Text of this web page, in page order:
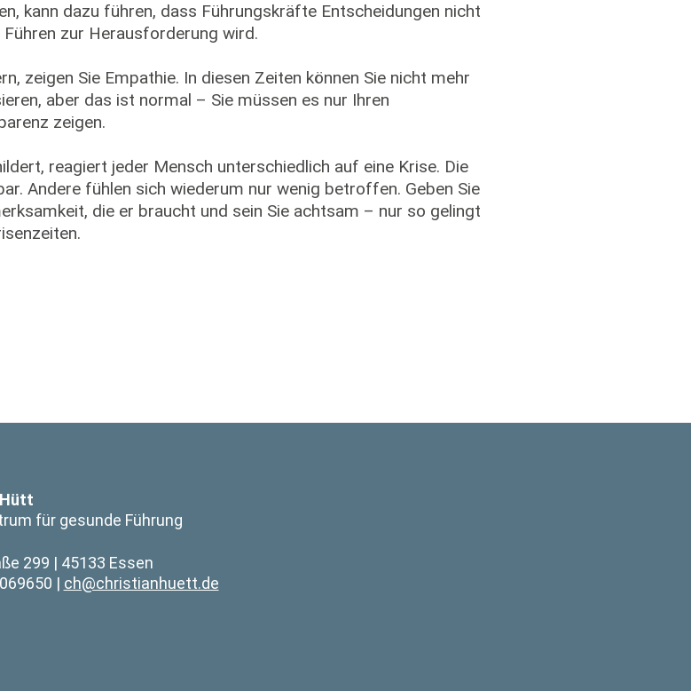
kann dazu führen, dass Führungskräfte Entscheidungen nicht
zur Herausforderung wird.
zeigen Sie Empathie. In diesen Zeiten können Sie nicht mehr
aber das ist normal – Sie müssen es nur Ihren
zeigen.
reagiert jeder Mensch unterschiedlich auf eine Krise. Die
Andere fühlen sich wiederum nur wenig betroffen. Geben Sie
die er braucht und sein Sie achtsam – nur so gelingt
für gesunde Führung
299
45133 Essen
ch@christianhuett.de